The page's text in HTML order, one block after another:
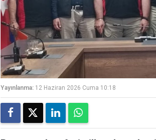
Yayınlanma: 12 Haziran 2026 Cuma 10:18